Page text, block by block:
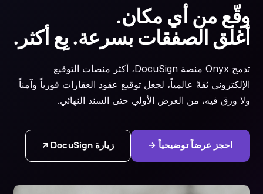
وقّع من أي مكان.
أغلق الصفقات بسرعة. بِع أكثر.
تدمج Onyx منصة DocuSign، أكثر منصات التوقيع
الإلكتروني ثقةً عالمياً، لجعل توقيع عقود العقارات فورياً وآمناً
ولا ورق فيه، من العرض الأولي حتى السند النهائي.
احجز عرضاً توضيحياً → زيارة DocuSign ↗